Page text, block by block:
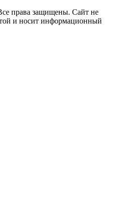
права защищены. Сайт не
и носит информационный